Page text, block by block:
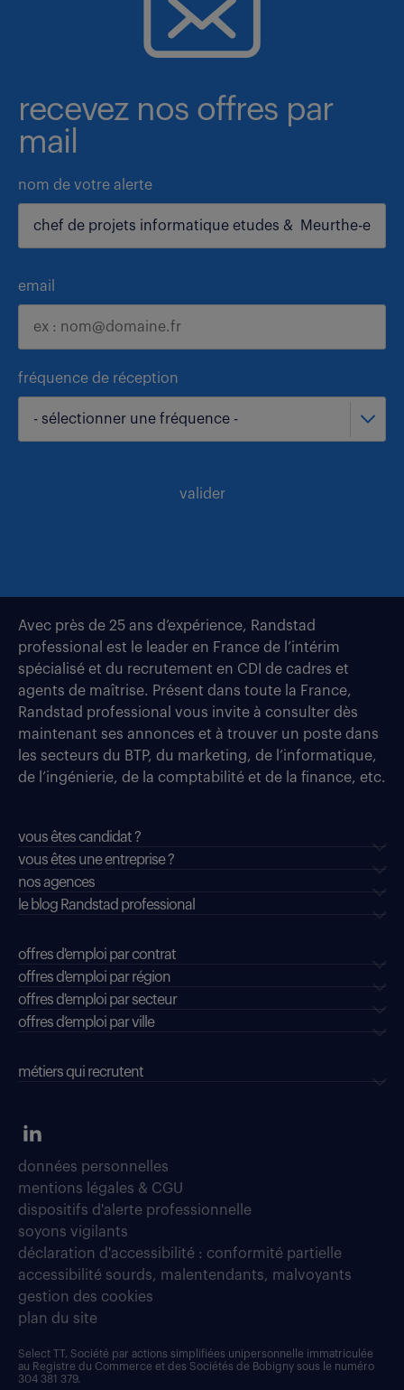
recevez nos offres par
mail
nom de votre alerte
email
fréquence de réception
- sélectionner une fréquence -
valider
Avec près de 25 ans d’expérience, Randstad
professional est le leader en France de l’intérim
spécialisé et du recrutement en CDI de cadres et
agents de maîtrise. Présent dans toute la France,
Randstad professional vous invite à consulter dès
maintenant ses annonces et à trouver un poste dans
les secteurs du BTP, du marketing, de l’informatique,
de l’ingénierie, de la comptabilité et de la finance, etc.
vous êtes candidat ?
vous êtes une entreprise ?
nos agences
le blog Randstad professional
offres d'emploi par contrat
offres d'emploi par région
offres d'emploi par secteur
offres d’emploi par ville
métiers qui recrutent
données personnelles
mentions légales & CGU
dispositifs d'alerte professionnelle
soyons vigilants
déclaration d'accessibilité : conformité partielle
accessibilité sourds, malentendants, malvoyants
gestion des cookies
plan du site
Select TT, Société par actions simplifiées unipersonnelle immatriculée
au Registre du Commerce et des Sociétés de Bobigny sous le numéro
304 381 379.